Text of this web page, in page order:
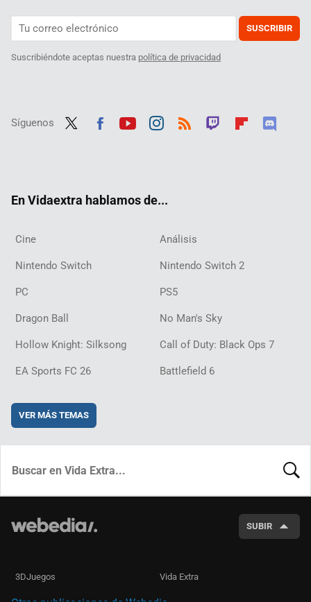
SUSCRIBIR
Suscribiéndote aceptas nuestra política de privacidad
Síguenos
En Vidaextra hablamos de...
Cine Análisis
Nintendo Switch Nintendo Switch 2
PC PS5
Dragon Ball No Man's Sky
Hollow Knight: Silksong Call of Duty: Black Ops 7
EA Sports FC 26 Battlefield 6
VER MÁS TEMAS
SUBIR
3DJuegos Vida Extra